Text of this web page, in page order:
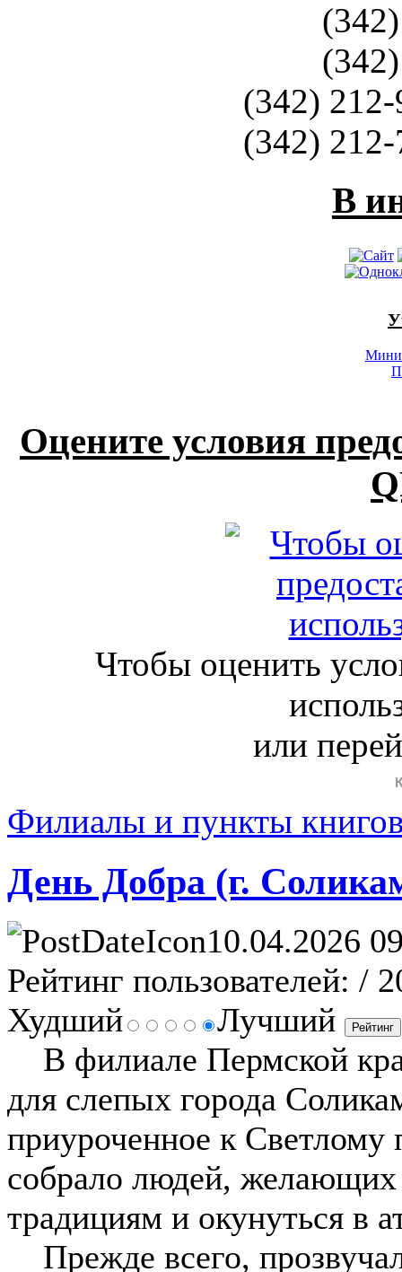
(342)
(342)
В
Оцените условия
Чтобы оценить
или
Филиалы и пункты
День Добра (г.
10.04.2026
Рейтинг пользователей: /
Худший
Лучший
В филиале Пермской
для слепых города
приуроченное к Светлому
собрало людей, желающих
традициям и окунуться в
Прежде всего,